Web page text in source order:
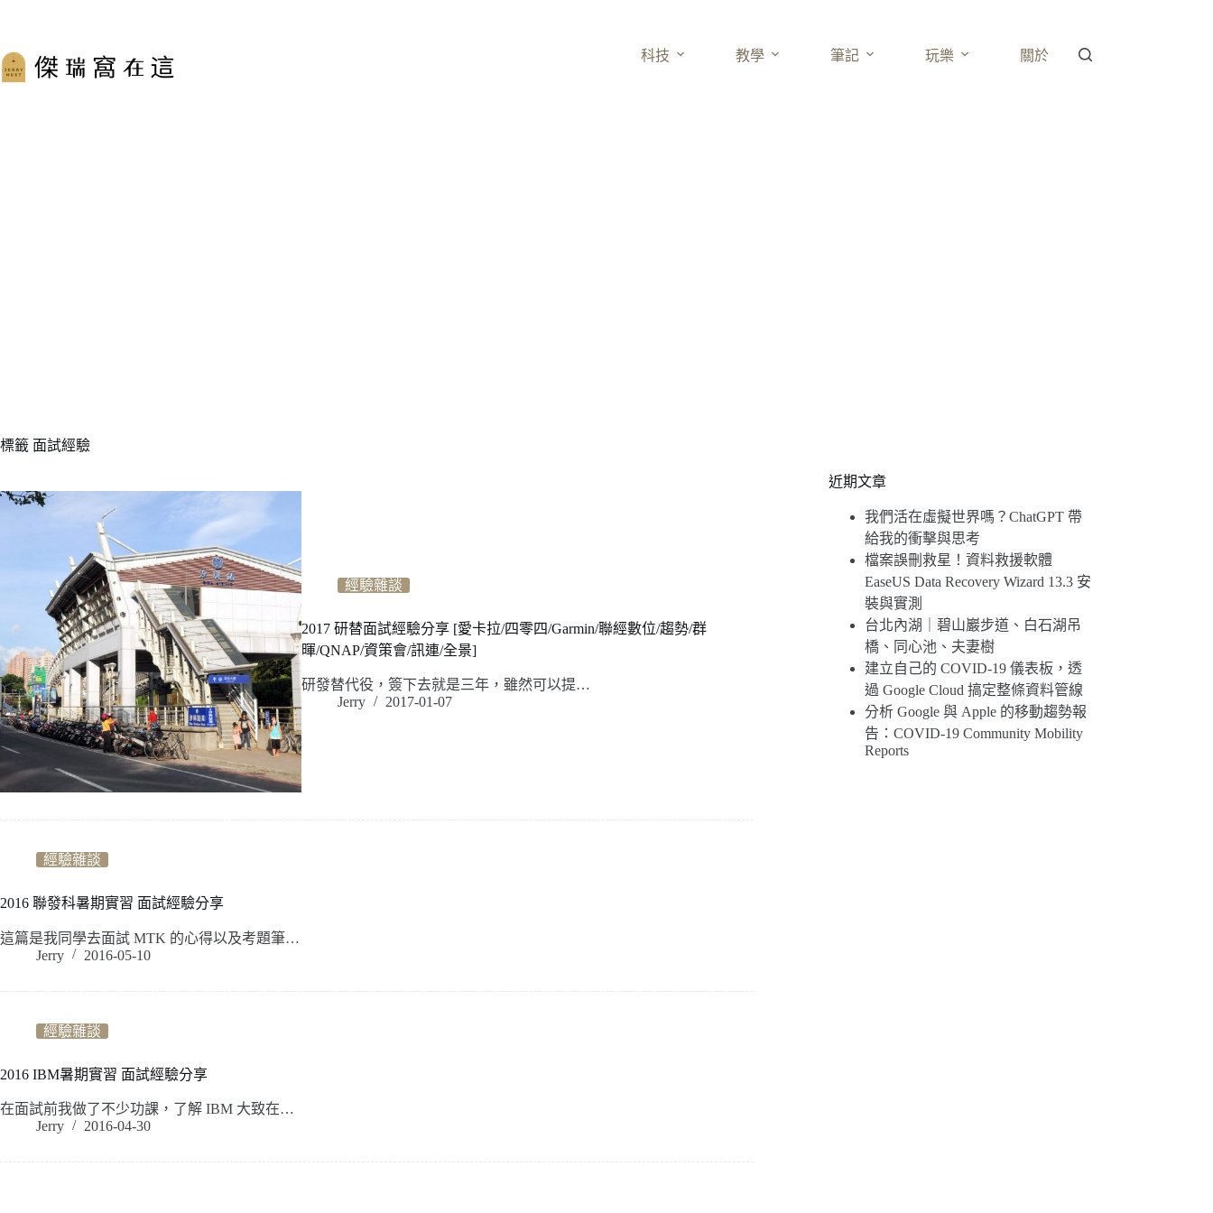
主
要
科技 教學 筆記 玩樂 關於
標籤 面試經驗
經驗雜談
2017 研替面試經驗分享 [愛卡拉/四零四/Garmin/聯經數位/趨勢/群
暉/QNAP/資策會/訊連/全景]
研發替代役，簽下去就是三年，雖然可以提…
Jerry
2017-01-07
經驗雜談
2016 聯發科暑期實習 面試經驗分享
這篇是我同學去面試 MTK 的心得以及考題筆…
Jerry
2016-05-10
經驗雜談
2016 IBM暑期實習 面試經驗分享
在面試前我做了不少功課，了解 IBM 大致在…
Jerry
2016-04-30
近期文章
我們活在虛擬世界嗎？ChatGPT 帶
給我的衝擊與思考
檔案誤刪救星！資料救援軟體
EaseUS Data Recovery Wizard 13.3 安
裝與實測
台北內湖｜碧山巖步道、白石湖吊
橋、同心池、夫妻樹
建立自己的 COVID-19 儀表板，透
過 Google Cloud 搞定整條資料管線
分析 Google 與 Apple 的移動趨勢報
告：COVID-19 Community Mobility
Reports